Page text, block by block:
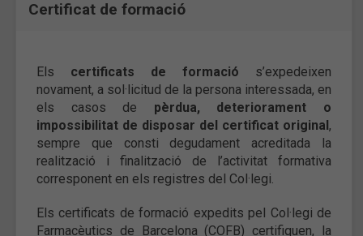
Certificat de formació
Els certificats de formació s’expedeixen
novament, a sol·licitud de la persona interessada, en
els casos de pèrdua, deteriorament o
impossibilitat de disposar del certificat original,
sempre que consti degudament acreditada la
realització i finalització de l’activitat formativa
corresponent en els registres del Col·legi.
Els certificats de formació expedits pel Col·legi de
Farmacèutics de Barcelona (COFB) certifiquen, la